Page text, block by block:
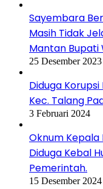
Sayembara
Masih Tidak
Mantan Bupati
25 Desember 2023
Diduga Korupsi
Kec. Talang
3 Februari 2024
Oknum Kepala
Diduga Kebal
Pemerintah.
15 Desember 2024